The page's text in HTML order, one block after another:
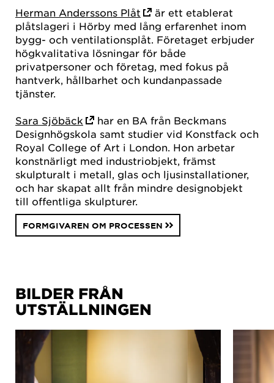
Herman Anderssons Plåt
är ett etablerat
plåtslageri i Hörby med lång erfarenhet inom
bygg- och ventilationsplåt. Företaget erbjuder
högkvalitativa lösningar för både
privatpersoner och företag, med fokus på
hantverk, hållbarhet och kundanpassade
tjänster.
Sara Sjöbäck
har en BA från Beckmans
Designhögskola samt studier vid Konstfack och
Royal College of Art i London. Hon arbetar
konstnärligt med industriobjekt, främst
skulpturalt i metall, glas och ljusinstallationer,
och har skapat allt från mindre designobjekt
till offentliga skulpturer.
FORMGIVAREN OM PROCESSEN
BILDER FRÅN
UTSTÄLLNINGEN